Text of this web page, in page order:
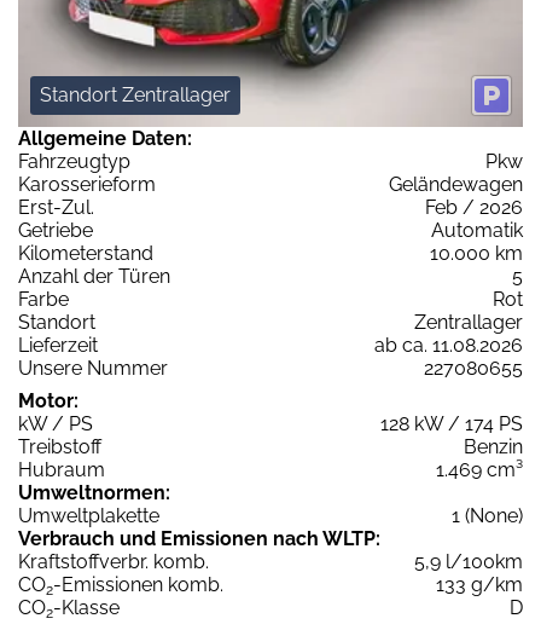
Standort Zentrallager
Allgemeine Daten:
Fahrzeugtyp
Pkw
Karosserieform
Geländewagen
Erst-Zul.
Feb / 2026
Getriebe
Automatik
Kilometerstand
10.000 km
Anzahl der Türen
5
Farbe
Rot
Standort
Zentrallager
Lieferzeit
ab ca. 11.08.2026
Unsere Nummer
227080655
Motor:
kW / PS
128 kW / 174 PS
Treibstoff
Benzin
Hubraum
1.469 cm³
Umweltnormen:
Umweltplakette
1 (None)
Verbrauch und Emissionen nach WLTP:
Kraftstoffverbr. komb.
5,9 l/100km
CO2-Emissionen komb.
133 g/km
CO2-Klasse
D